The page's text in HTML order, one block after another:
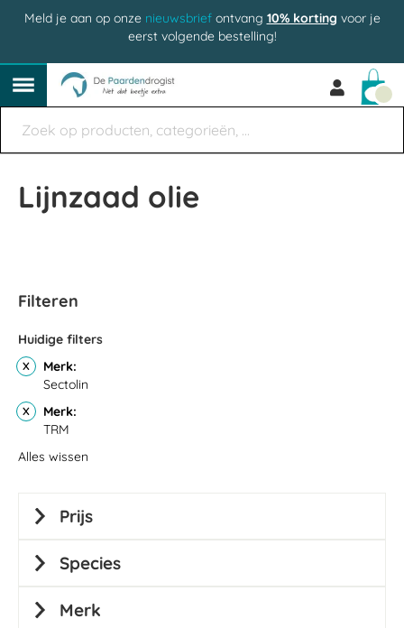
Meld je aan op onze nieuwsbriefontvang 10% korting voor je
eerst volgende bestelling!
Lijnzaad olie
Filteren
Huidige filters
Merk
Sectolin
Merk
TRM
Alles wissen
Prijs
Species
Merk